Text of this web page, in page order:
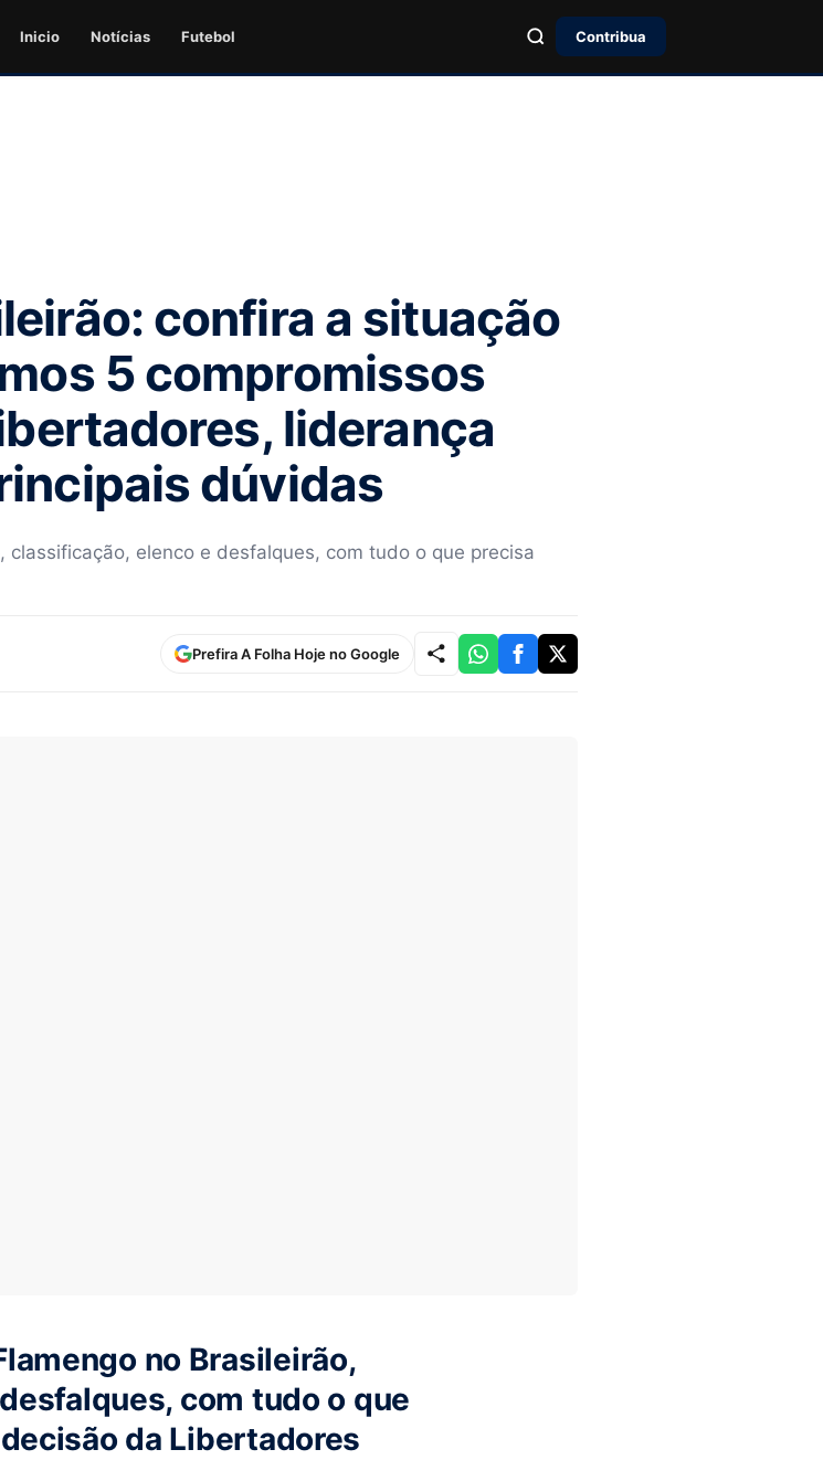
Inicio Notícias Futebol Contribua
confira a situação
5 compromissos
liderança
dúvidas
elenco e desfalques, com tudo o que precisa
Prefira A Folha Hoje no Google
no Brasileirão,
com tudo o que
da Libertadores